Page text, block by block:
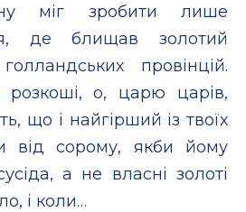
міг зробити лише
де блищав золотий
провінцій.
о, царю царів,
що і найгірший із твоїх
від сорому, якби йому
а не власні золоті
і коли…